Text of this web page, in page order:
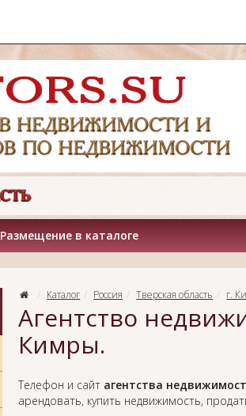
Размещение в каталоге
Каталог Россия Тверская область г.
Агентство
Кимры.
Телефон и сайт агентства
арендовать, купить недвижимость,